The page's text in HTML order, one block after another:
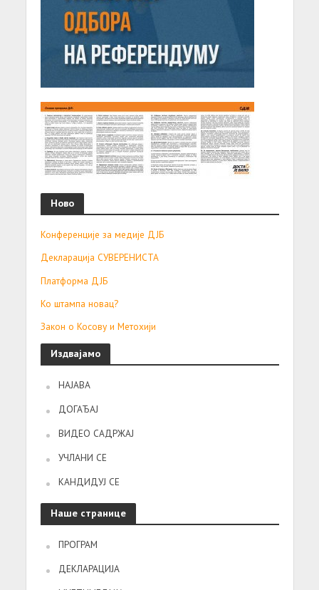
Ново
Конференције за медије ДЈБ
Декларација СУВЕРЕНИСТА
Платформа ДЈБ
Ко штампа новац?
Закон о Косову и Метохији
Издвајамо
НАЈАВА
ДОГАЂАЈ
ВИДЕО САДРЖАЈ
УЧЛАНИ СЕ
КАНДИДУЈ СЕ
Наше странице
ПРОГРАМ
ДЕКЛАРАЦИЈА